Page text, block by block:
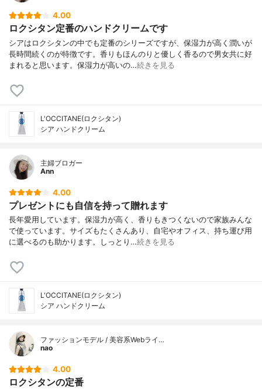
4.00
ロクシタン定番のハンドクリームです
シアはロクシタンの中でも定番のシリーズですが、保湿力が高く潤いが
長時間続くのが特徴です。香りもほんのりと優しく香るので男女共に好
まれると思います。保湿力が高いの…続きを見る
L'OCCITANE(ロクシタン)
シア ハンドクリーム
主婦ブロガー
Ann
4.00
プレゼントにも自信を持って贈れます
長年愛用しています。保湿力が高く、香りもきつくないので家族みんな
で使っています。サイズもたくさんあり、自宅やオフィス、持ち運び用
に選べるのも助かります。しっとり…続きを見る
L'OCCITANE(ロクシタン)
シア ハンドクリーム
ファッションモデル / 美容系Webライ…
nao
4.00
ロクシタンの定番